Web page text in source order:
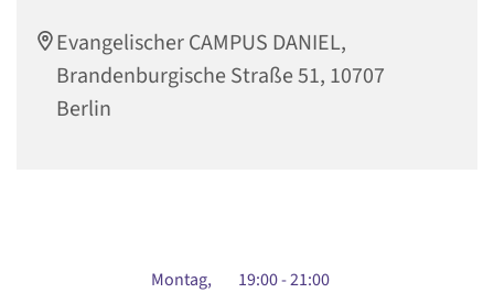
Evangelischer CAMPUS DANIEL,
Brandenburgische Straße 51, 10707
Berlin
Montag, 19:00 - 21:00